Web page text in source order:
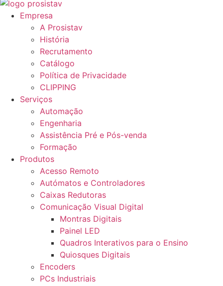
Empresa
A Prosistav
História
Recrutamento
Catálogo
Política de Privacidade
CLIPPING
Serviços
Automação
Engenharia
Assistência Pré e Pós-venda
Formação
Produtos
Acesso Remoto
Autómatos e Controladores
Caixas Redutoras
Comunicação Visual Digital
Montras Digitais
Painel LED
Quadros Interativos para o Ensino
Quiosques Digitais
Encoders
PCs Industriais